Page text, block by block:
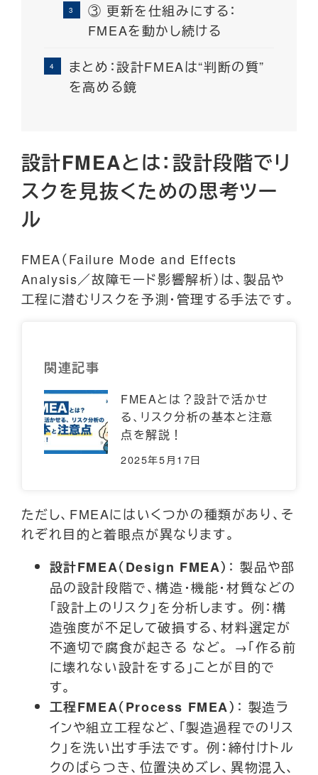
③ 更新を仕組みにする：
FMEAを動かし続ける
まとめ：設計FMEAは“判断の質”
を高める鏡
設計FMEAとは：設計段階でリ
スクを見抜くための思考ツー
ル
FMEA（Failure Mode and Effects
Analysis／故障モード影響解析）は、製品や
工程に潜むリスクを予測・管理する手法です。
関連記事
FMEAとは？設計で活かせ
る、リスク分析の基本と注意
点を解説！
2025年5月17日
ただし、FMEAにはいくつかの種類があり、そ
れぞれ目的と着眼点が異なります。
設計FMEA（Design FMEA） ： 製品や部
品の設計段階で、構造・機能・材質などの
「設計上のリスク」を分析します。 例：構
造強度が不足して破損する、材料選定が
不適切で腐食が起きる など。 →「作る前
に壊れない設計をする」ことが目的で
す。
工程FMEA（Process FMEA） ： 製造ラ
インや組立工程など、「製造過程でのリス
ク」を洗い出す手法です。 例：締付けトル
クのばらつき、位置決めズレ、異物混入、